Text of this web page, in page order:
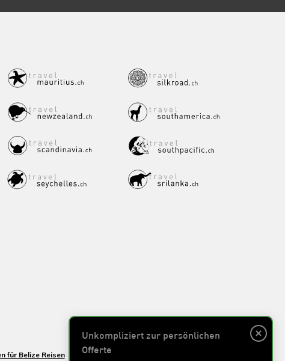
für Belize Reisen
Unkompliziert zur persönlichen
Offerte